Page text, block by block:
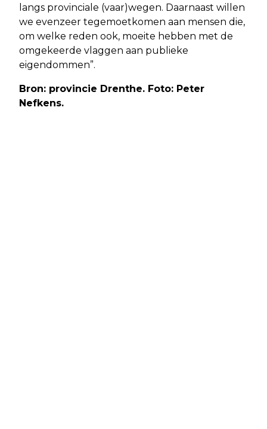
langs provinciale (vaar)wegen. Daarnaast willen
we evenzeer tegemoetkomen aan mensen die,
om welke reden ook, moeite hebben met de
omgekeerde vlaggen aan publieke
eigendommen”.
Bron: provincie Drenthe. Foto: Peter
Nefkens.